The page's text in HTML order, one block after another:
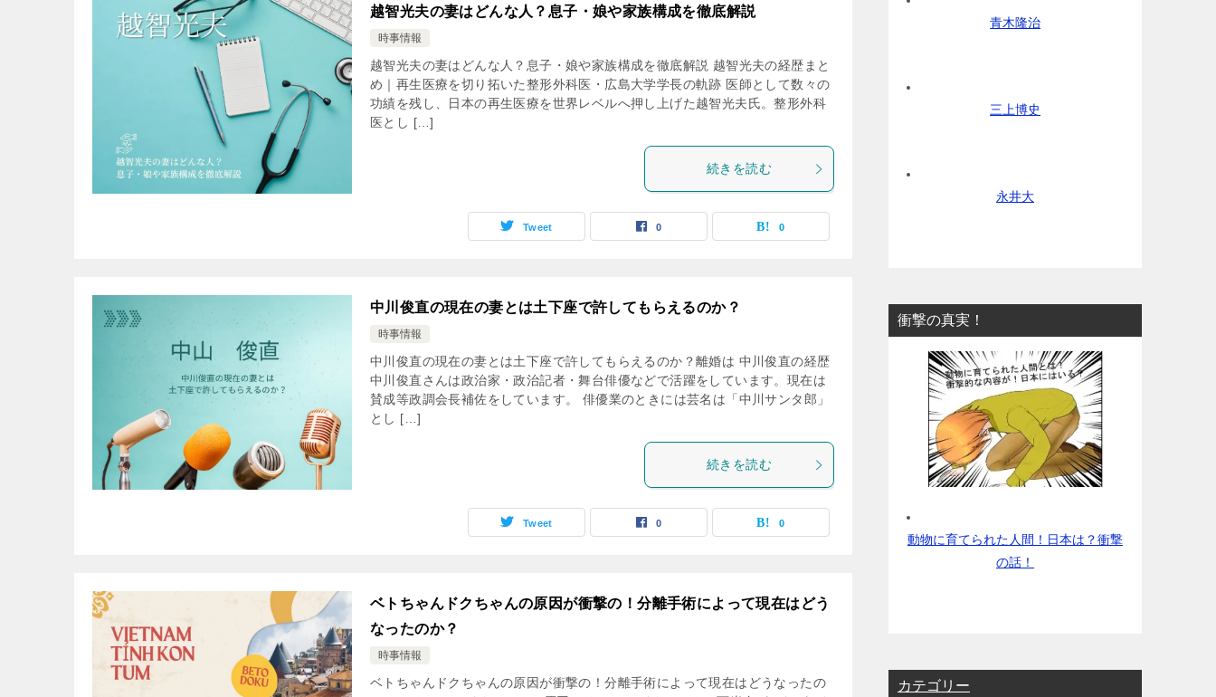
越智光夫の妻はどんな人？息子・娘や家族構成を徹底解説
時事情報
越智光夫の妻はどんな人？息子・娘や家族構成を徹底解説 越智光夫の経歴まと
め｜再生医療を切り拓いた整形外科医・広島大学学長の軌跡 医師として数々の
功績を残し、日本の再生医療を世界レベルへ押し上げた越智光夫氏。整形外科
医とし […]
続きを読む
Tweet 0 0
中川俊直の現在の妻とは土下座で許してもらえるのか？
時事情報
中川俊直の現在の妻とは土下座で許してもらえるのか？離婚は 中川俊直の経歴
中川俊直さんは政治家・政治記者・舞台俳優などで活躍をしています。現在は
賛成等政調会長補佐をしています。 俳優業のときには芸名は「中川サンタ郎」
とし […]
続きを読む
Tweet 0 0
ベトちゃんドクちゃんの原因が衝撃の！分離手術によって現在はどう
なったのか？
時事情報
ベトちゃんドクちゃんの原因が衝撃の！分離手術によって現在はどうなったの
青木隆治
三上博史
永井大
衝撃の真実！
動物に育てられた人間！日本は？衝撃
の話！
カテゴリー